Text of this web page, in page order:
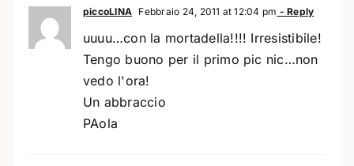
piccoLINA Febbraio 24, 2011 at 12:04 pm - Reply
uuuu…con la mortadella!!!! Irresistibile!
Tengo buono per il primo pic nic…non
vedo l'ora!
Un abbraccio
PAola